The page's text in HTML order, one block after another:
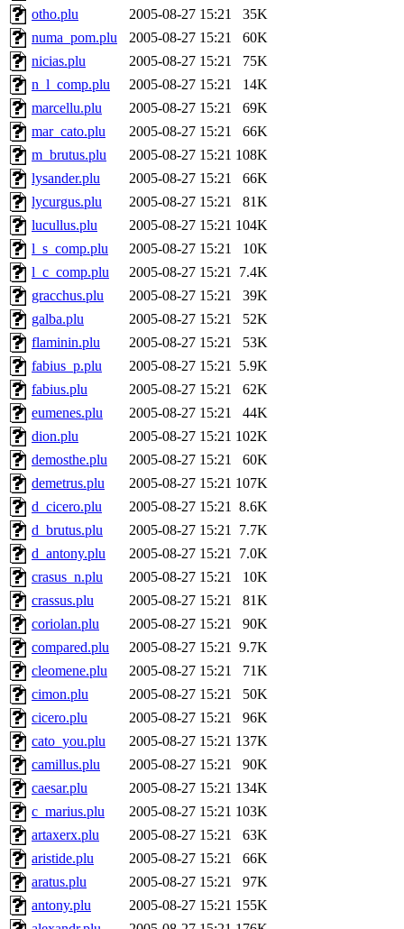
otho.plu
2005-08-27 15:21
35K
numa_pom.plu
2005-08-27 15:21
60K
nicias.plu
2005-08-27 15:21
75K
n_l_comp.plu
2005-08-27 15:21
14K
marcellu.plu
2005-08-27 15:21
69K
mar_cato.plu
2005-08-27 15:21
66K
m_brutus.plu
2005-08-27 15:21 108K
lysander.plu
2005-08-27 15:21
66K
lycurgus.plu
2005-08-27 15:21
81K
lucullus.plu
2005-08-27 15:21 104K
l_s_comp.plu
2005-08-27 15:21
10K
l_c_comp.plu
2005-08-27 15:21 7.4K
gracchus.plu
2005-08-27 15:21
39K
galba.plu
2005-08-27 15:21
52K
flaminin.plu
2005-08-27 15:21
53K
fabius_p.plu
2005-08-27 15:21 5.9K
fabius.plu
2005-08-27 15:21
62K
eumenes.plu
2005-08-27 15:21
44K
dion.plu
2005-08-27 15:21 102K
demosthe.plu
2005-08-27 15:21
60K
demetrus.plu
2005-08-27 15:21 107K
d_cicero.plu
2005-08-27 15:21 8.6K
d_brutus.plu
2005-08-27 15:21 7.7K
d_antony.plu
2005-08-27 15:21 7.0K
crasus_n.plu
2005-08-27 15:21
10K
crassus.plu
2005-08-27 15:21
81K
coriolan.plu
2005-08-27 15:21
90K
compared.plu
2005-08-27 15:21 9.7K
cleomene.plu
2005-08-27 15:21
71K
cimon.plu
2005-08-27 15:21
50K
cicero.plu
2005-08-27 15:21
96K
cato_you.plu
2005-08-27 15:21 137K
camillus.plu
2005-08-27 15:21
90K
caesar.plu
2005-08-27 15:21 134K
c_marius.plu
2005-08-27 15:21 103K
artaxerx.plu
2005-08-27 15:21
63K
aristide.plu
2005-08-27 15:21
66K
aratus.plu
2005-08-27 15:21
97K
antony.plu
2005-08-27 15:21 155K